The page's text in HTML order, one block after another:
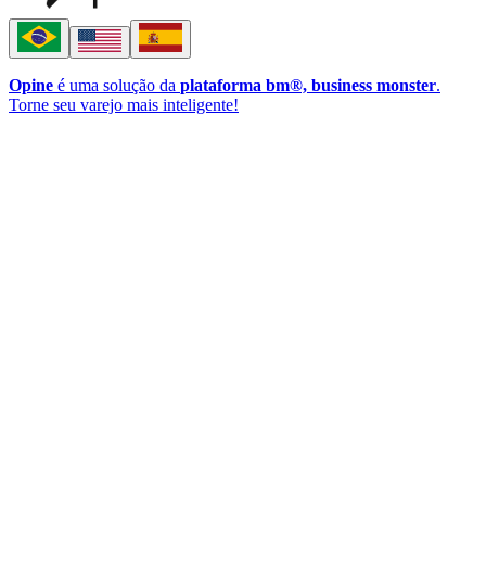
Opine é uma solução da plataforma bm®, business monster.
Torne seu varejo mais inteligente!